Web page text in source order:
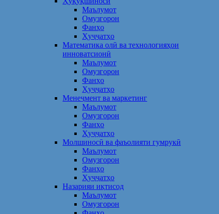
Маълумот
Омузгорон
Фанҳо
Ҳуҷҷатҳо
Математика олӣ ва технологияҳои
инноватсионӣ
Маълумот
Омузгорон
Фанҳо
Ҳуҷҷатҳо
Менеҷмент ва маркетинг
Маълумот
Омузгорон
Фанҳо
Ҳуҷҷатҳо
Молшиносӣ ва фаъолияти гумрукӣ
Маълумот
Омузгорон
Фанҳо
Ҳуҷҷатҳо
Назарияи иқтисод
Маълумот
Омузгорон